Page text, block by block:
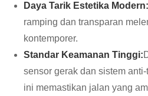
Daya Tarik Estetika Modern:
ramping dan transparan
kontemporer.
Standar Keamanan Tinggi:
sensor gerak dan sistem
ini memastikan jalan yang